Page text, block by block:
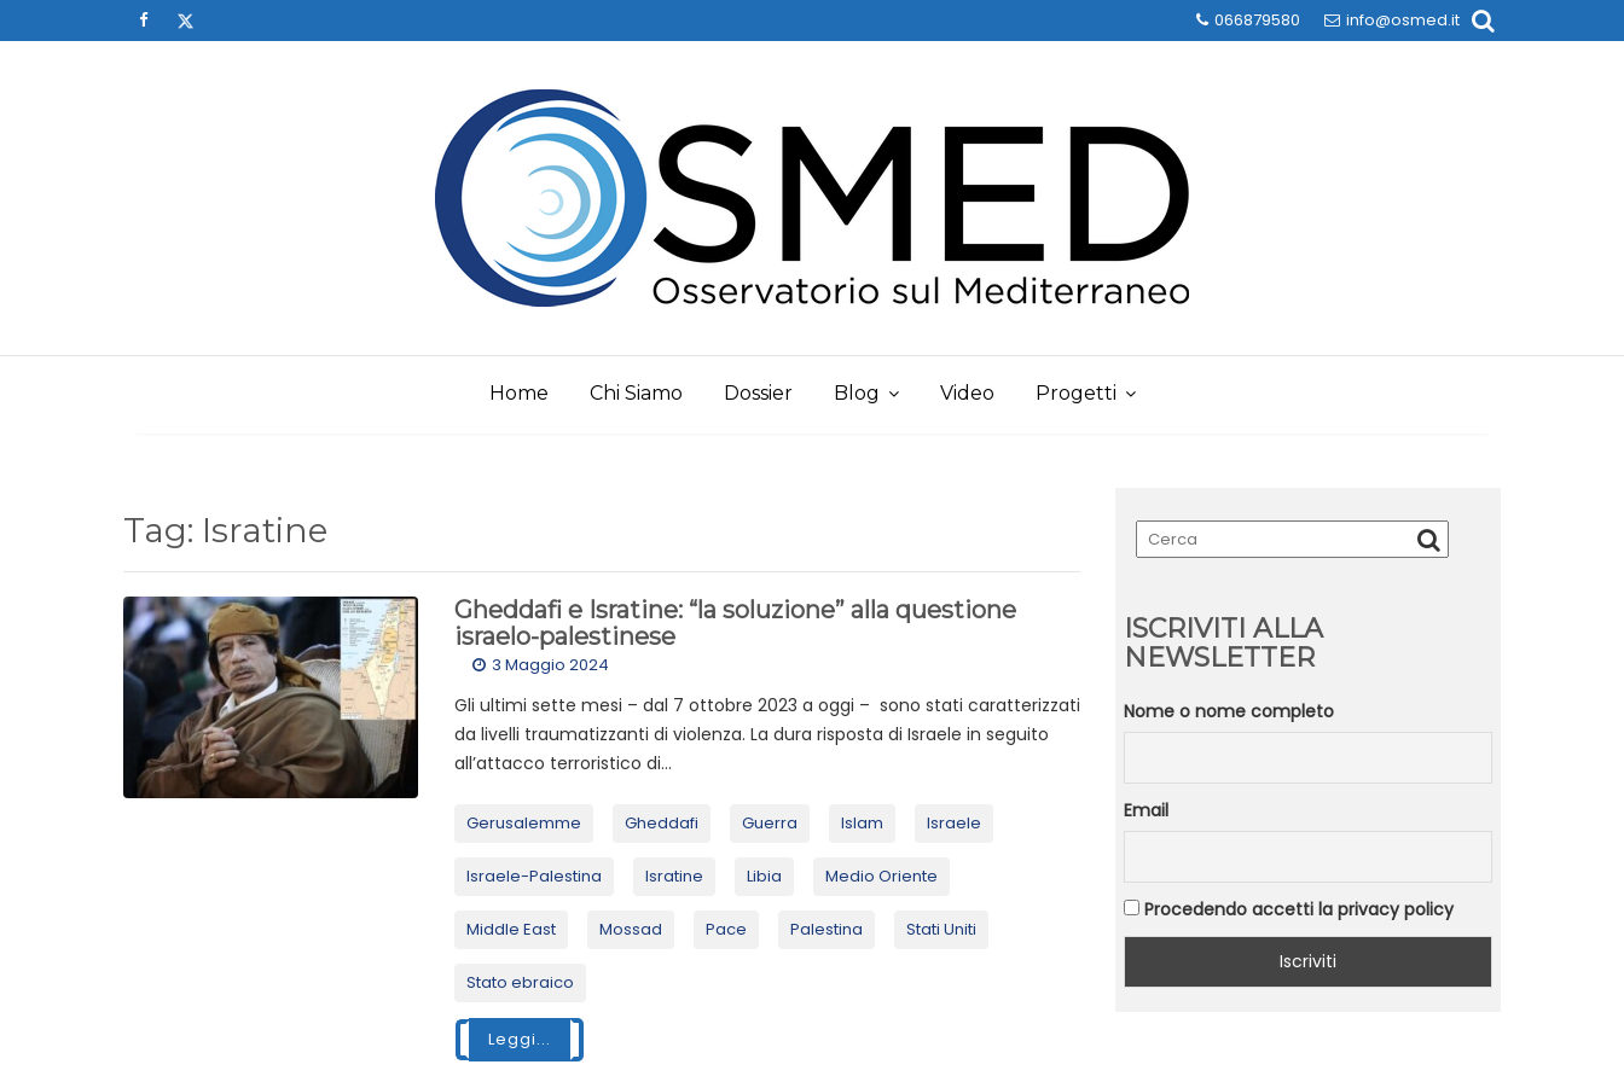
to
066879580 info@osmed.it
Home Chi Siamo Dossier Blog Video Progetti
Tag: Isratine
Gheddafi e Isratine: “la soluzione” alla questione
israelo-palestinese
3 Maggio 2024
Gli ultimi sette mesi – dal 7 ottobre 2023 a oggi – sono stati caratterizzati
da livelli traumatizzanti di violenza. La dura risposta di Israele in seguito
all’attacco terroristico di...
Gerusalemme Gheddafi Guerra Islam Israele
Israele-Palestina Isratine Libia Medio Oriente
Middle East Mossad Pace Palestina Stati Uniti
Stato ebraico
Leggi...
ISCRIVITI ALLA
NEWSLETTER
Nome o nome completo
Email
Procedendo accetti la privacy policy